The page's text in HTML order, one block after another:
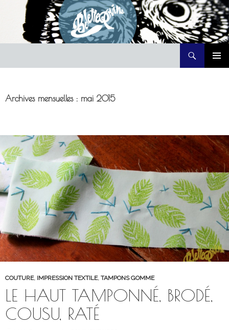
Archives mensuelles : mai 2015
COUTURE, IMPRESSION TEXTILE, TAMPONS GOMME
LE HAUT TAMPONNÉ, BRODÉ,
COUSU, RATÉ